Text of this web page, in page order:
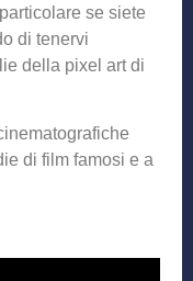
se siete
di tenervi
della pixel art di
di film famosi e a